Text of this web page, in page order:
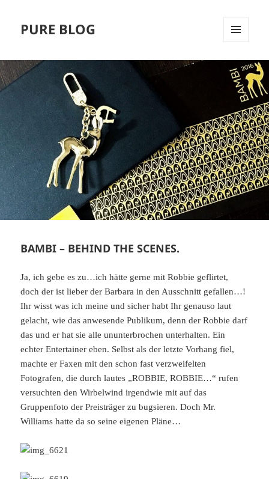
PURE BLOG
UND
WIDGETS
BAMBI – BEHIND THE SCENES.
Ja, ich gebe es zu…ich hätte gerne mit Robbie geflirtet,
doch der ist lieber der Barbara in den Ausschnitt gefallen…!
Ihr wisst was ich meine und sicher habt Ihr genauso laut
gelacht, wie das anwesende Publikum, denn der Robbie darf
das und er hat sie alle ununterbrochen unterhalten. Ein
echter Entertainer eben. Selbst als der letzte Vorhang fiel,
machte er Faxen mit den schon fast verzweifelten
Fotografen, die durch lautes „ROBBIE, ROBBIE…“ rufen
versuchten den Wirbelwind irgendwie mit auf das
Gruppenfoto der Preisträger zu bugsieren. Doch Mr.
Williams hatte da so seine eigenen Pläne…